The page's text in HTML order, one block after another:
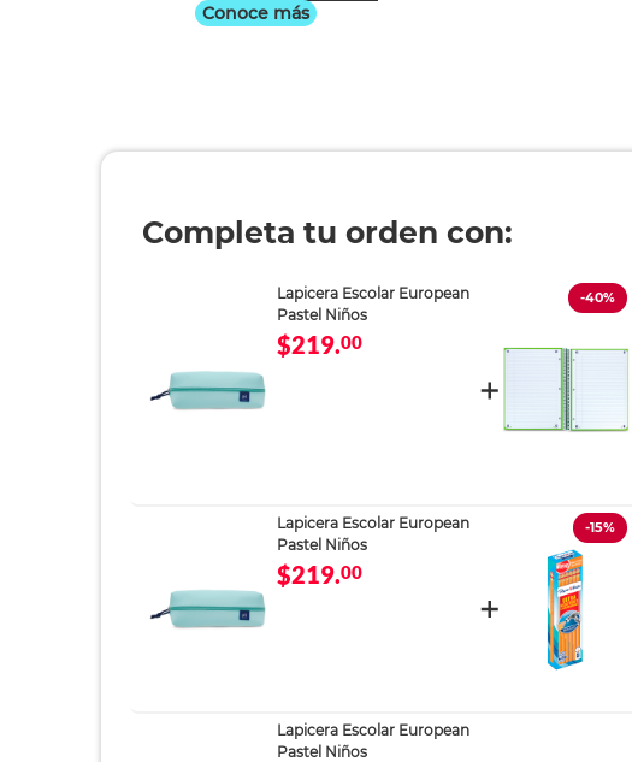
Conoce más
Completa tu orden con:
Lapicera Escolar European
Pastel Niños
$219.00
-40%
Lapicera Escolar European
Pastel Niños
$219.00
-15%
Lapicera Escolar European
Pastel Niños